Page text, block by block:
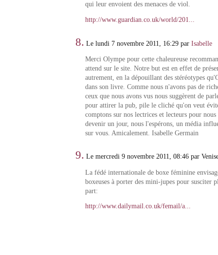
qui leur envoient des menaces de viol.
http://www.guardian.co.uk/world/201...
8. Le lundi 7 novembre 2011, 16:29 parIsabelle
Merci Olympe pour cette chaleureuse
attend sur le site. Notre but est en effet de
autrement, en la dépouillant des stéréotypes
dans son livre. Comme nous n'avons pas de
ceux que nous avons vus nous suggèrent de
pour attirer la pub, pile le cliché qu'on veut
comptons sur nos lectrices et lecteurs pour
devenir un jour, nous l'espérons, un média
sur vous. Amicalement. Isabelle Germain
9. Le mercredi 9 novembre 2011, 08:46 par
La fédé internationale de boxe féminine
boxeuses à porter des mini-jupes pour susciter
part:
http://www.dailymail.co.uk/femail/a...